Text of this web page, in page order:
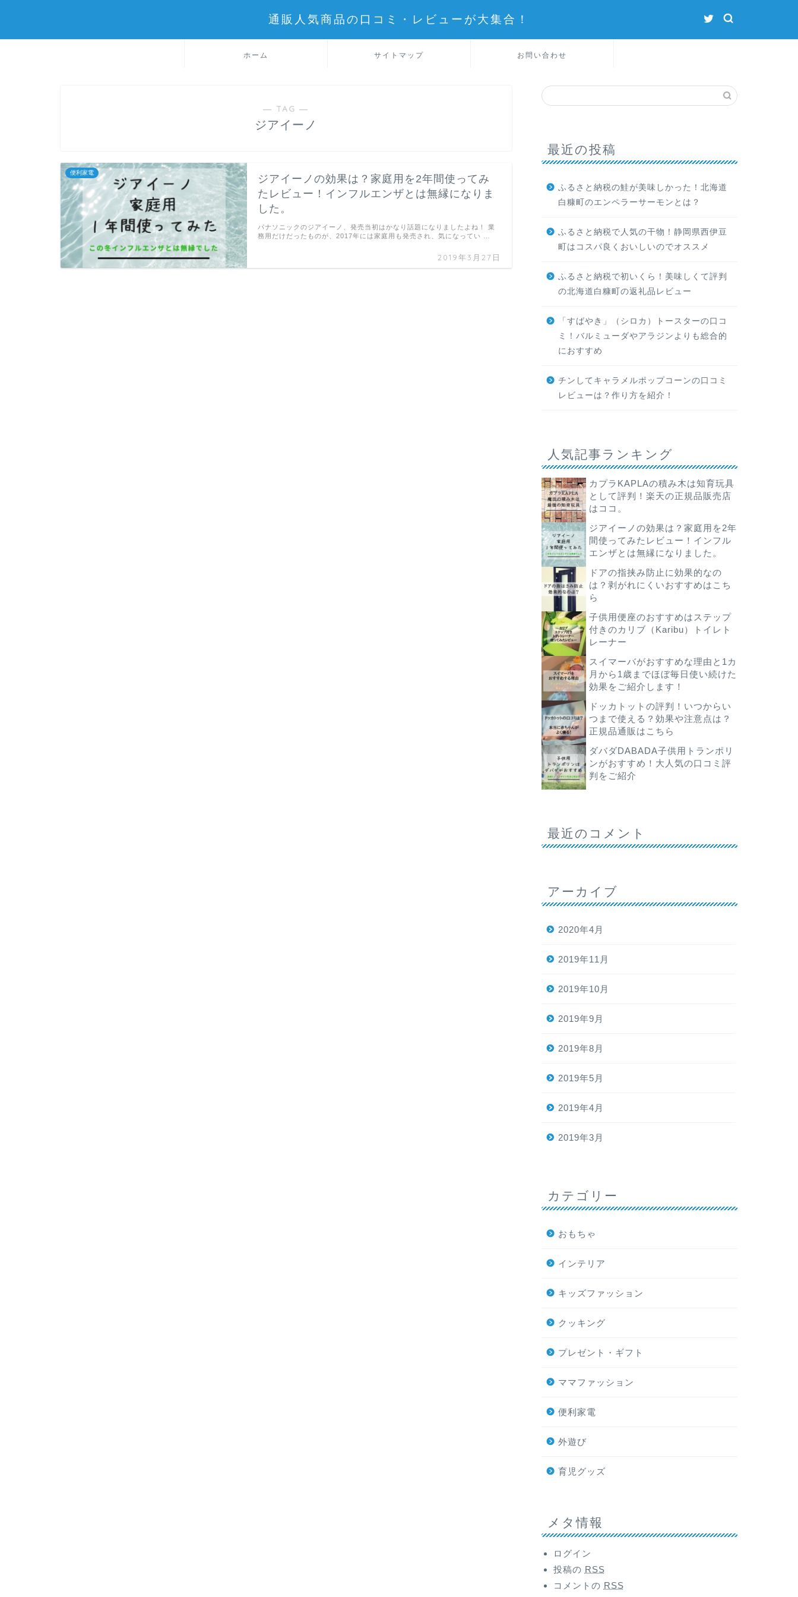
通販人気商品の口コミ・レビューが大集合！
ホーム サイトマップ お問い合わせ
― TAG ―
ジアイーノ
便利家電
ジアイーノの効果は？家庭用を2年間使ってみ
たレビュー！インフルエンザとは無縁になりま
した。
2019年3月27日
パナソニックのジアイーノ、発売当初はかなり話題になりましたよね！ 業
務用だけだったものが、2017年には家庭用も発売され、気になってい …
最近の投稿
ふるさと納税の鮭が美味しかった！北海道
白糠町のエンペラーサーモンとは？
ふるさと納税で人気の干物！静岡県西伊豆
町はコスパ良くおいしいのでオススメ
ふるさと納税で初いくら！美味しくて評判
の北海道白糠町の返礼品レビュー
「すばやき」（シロカ）トースターの口コ
ミ！バルミューダやアラジンよりも総合的
におすすめ
チンしてキャラメルポップコーンの口コミ
レビューは？作り方を紹介！
人気記事ランキング
カプラKAPLAの積み木は知育玩具
として評判！楽天の正規品販売店
はココ。
ジアイーノの効果は？家庭用を2年
間使ってみたレビュー！インフル
エンザとは無縁になりました。
ドアの指挟み防止に効果的なの
は？剥がれにくいおすすめはこち
ら
子供用便座のおすすめはステップ
付きのカリブ（Karibu）トイレト
レーナー
スイマーバがおすすめな理由と1カ
月から1歳までほぼ毎日使い続けた
効果をご紹介します！
ドッカトットの評判！いつからい
つまで使える？効果や注意点は？
正規品通販はこちら
ダバダDABADA子供用トランポリ
ンがおすすめ！大人気の口コミ評
判をご紹介
最近のコメント
アーカイブ
2020年4月
2019年11月
2019年10月
2019年9月
2019年8月
2019年5月
2019年4月
2019年3月
カテゴリー
おもちゃ
インテリア
キッズファッション
クッキング
プレゼント・ギフト
ママファッション
便利家電
外遊び
育児グッズ
メタ情報
ログイン
投稿の RSS
コメントの RSS